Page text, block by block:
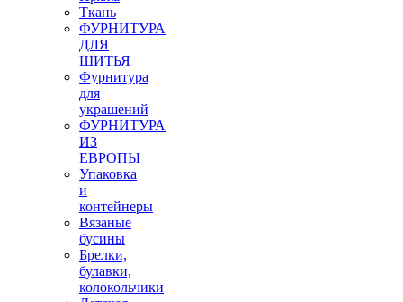
Ткань
ФУРНИТУРА
ДЛЯ
ШИТЬЯ
Фурнитура
для
украшений
ФУРНИТУРА
ИЗ
ЕВРОПЫ
Упаковка
и
контейнеры
Вязаные
бусины
Брелки,
булавки,
колокольчики